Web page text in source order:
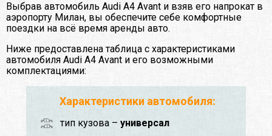
Выбрав автомобиль Audi A4 Avant и взяв его напрокат в
аэропорту Милан, вы обеспечите себе комфортные
поездки на всё время аренды авто.
Ниже предоставлена таблица с характеристиками
автомобиля Audi A4 Avant и его возможными
комплектациями:
Характеристики автомобиля:
тип кузова – универсал